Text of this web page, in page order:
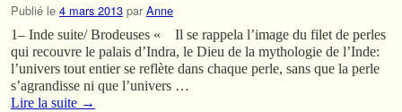
Publié le 4 mars 2013 par Anne
1– Inde suite/ Brodeuses « Il se rappela l’image du filet de perles
qui recouvre le palais d’Indra, le Dieu de la mythologie de l’Inde:
l’univers tout entier se reflète dans chaque perle, sans que la perle
s’agrandisse ni que l’univers …
Lire la suite →